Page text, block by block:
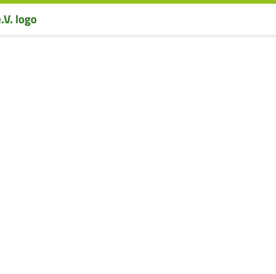
Willkommen bei Arbeit und Gesundheit e.V.